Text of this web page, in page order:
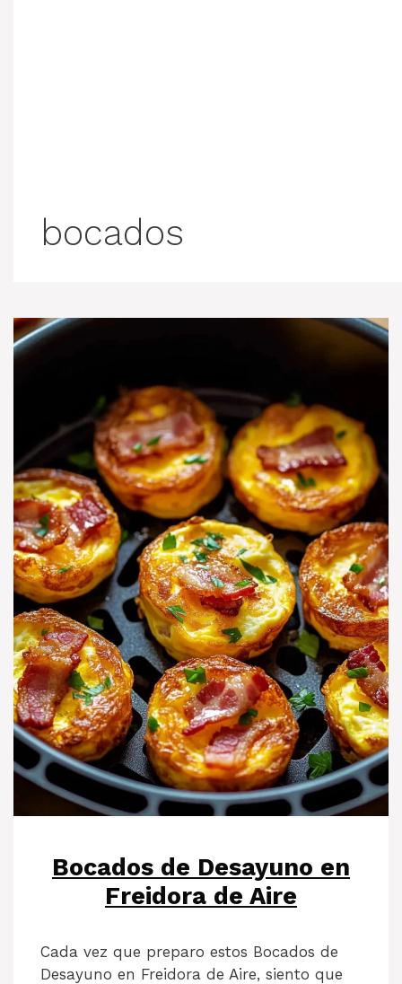
bocados
Bocados de Desayuno en
Freidora de Aire
Cada vez que preparo estos Bocados de
Desayuno en Freidora de Aire, siento que